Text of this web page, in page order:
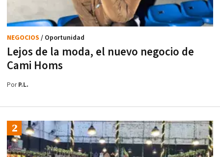
Lejos de la moda, el nuevo negocio de
Cami Homs
NEGOCIOS / Oportunidad
PorP.L.